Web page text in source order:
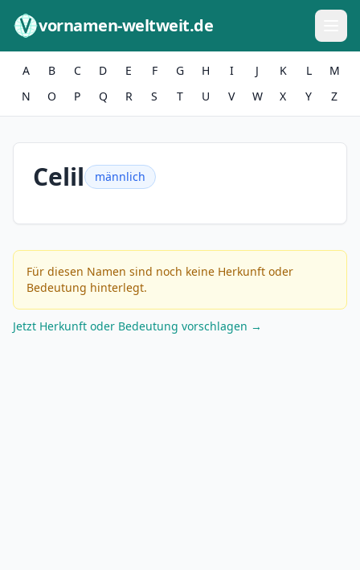
vornamen-weltweit.de
A B C D E F G H I J K L
M
N
O P Q R S T U V W X Y Z
Celil männlich
Für diesen Namen sind noch keine Herkunft oder
Bedeutung hinterlegt.
Jetzt Herkunft oder Bedeutung vorschlagen →